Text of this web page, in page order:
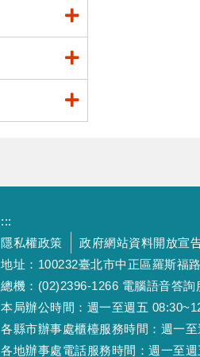
:::
隱私權政策
政府網站資料開放宣
地址：100232臺北市中正區羅斯福
總機：(02)2396-1266 電腦語音答
本局辦公時間：週一至週五
各縣市辦事處櫃檯服務時間：週一
各地辦事處電話服務時間：週一至